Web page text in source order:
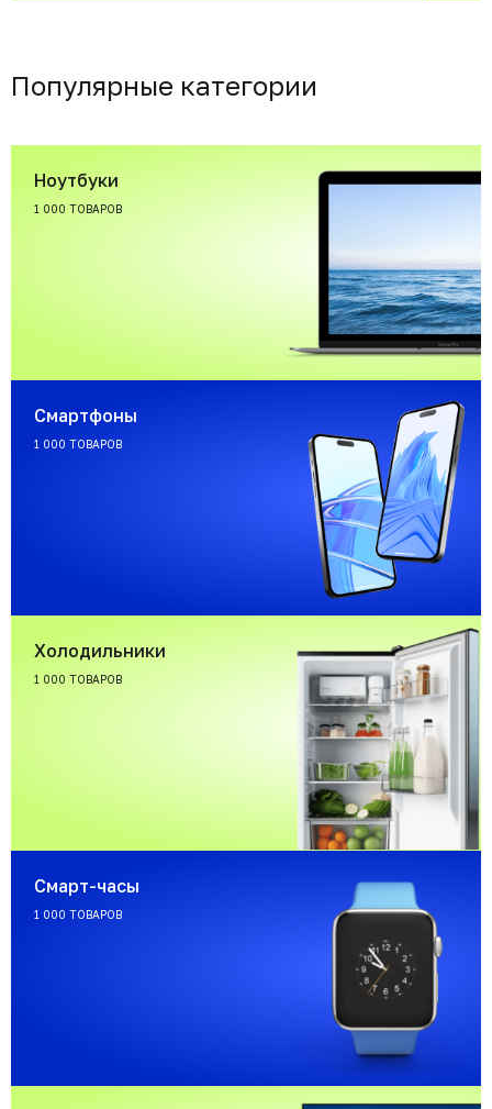
Популярные категории
Ноутбуки
1 000 ТОВАРОВ
Смартфоны
1 000 ТОВАРОВ
Холодильники
1 000 ТОВАРОВ
Смарт-часы
1 000 ТОВАРОВ